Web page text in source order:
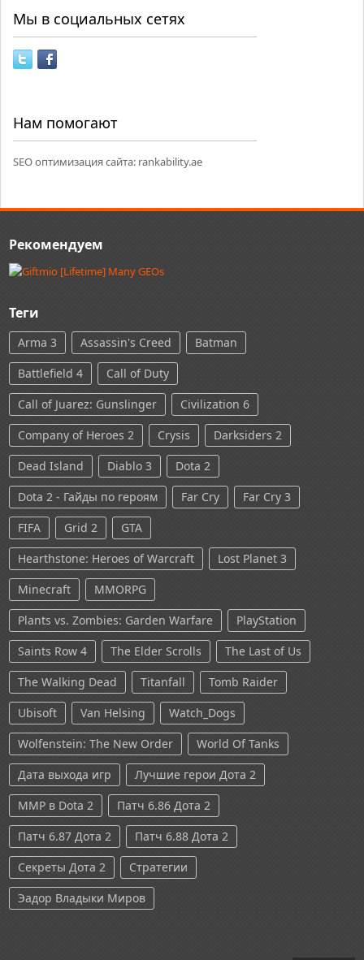
Мы в социальных сетях
Нам помогают
SEO оптимизация сайта: rankability.ae
Рекомендуем
Теги
Arma 3 Assassin's Creed
Batman
Battlefield 4
Call of Duty
Call of Juarez: Gunslinger
Civilization 6
Company of Heroes 2
Crysis
Darksiders 2
Dead Island
Diablo 3
Dota 2
Dota 2 - Гайды по героям
Far Cry
Far Cry 3
FIFA
Grid 2
GTA
Hearthstone: Heroes of Warcraft
Lost Planet 3
Minecraft
MMORPG
Plants vs. Zombies: Garden Warfare
PlayStation
Saints Row 4
The Elder Scrolls
The Last of Us
The Walking Dead
Titanfall
Tomb Raider
Ubisoft
Van Helsing
Watch_Dogs
Wolfenstein: The New Order
World Of Tanks
Дата выхода игр
Лучшие герои Дота 2
ММР в Dota 2
Патч 6.86 Дота 2
Патч 6.87 Дота 2
Патч 6.88 Дота 2
Секреты Дота 2
Стратегии
Эадор Владыки Миров